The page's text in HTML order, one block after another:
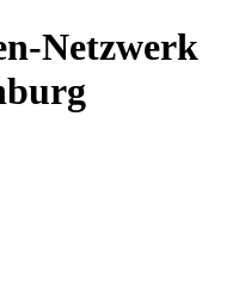
Netzwerk